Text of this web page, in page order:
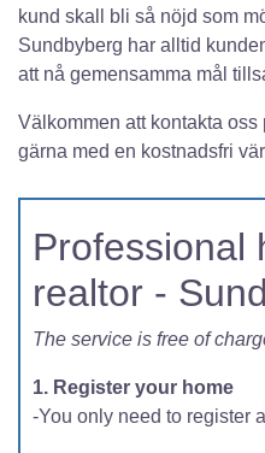
kund skall bli så nöjd som
Sundbyberg har alltid
att nå gemensamma mål
Välkommen att kontakta
gärna med en kostnadsfri
Professional
realtor -
The service is free of
1. Register your home
-You only need to register